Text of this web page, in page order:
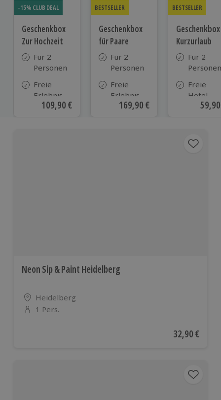
-15% CLUB DEAL
Geschenkbox
Zur Hochzeit
Für 2
Personen
Freie
Erlebnis-
Auswahl
Aktueller Preis
109,90 €
BESTSELLER
Geschenkbox
für Paare
Für 2
Personen
Freie
Erlebnis-
Auswahl
Aktueller Preis
169,90 €
BESTSELLER
Geschenkbox
Kurzurlaub
Für 2
Personen
Freie
Hotel-
Auswahl
Neon Sip & Paint Heidelberg
Standort
Heidelberg
Anzahl der Teilnehmer
1 Pers.
Aktueller
32,90 €